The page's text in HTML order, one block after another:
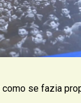
se fazia